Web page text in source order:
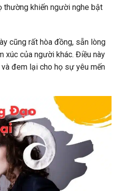
thường khiến người nghe bật
cũng rất hòa đồng, sẵn lòng
xúc của người khác. Điều này
đem lại cho họ sự yêu mến